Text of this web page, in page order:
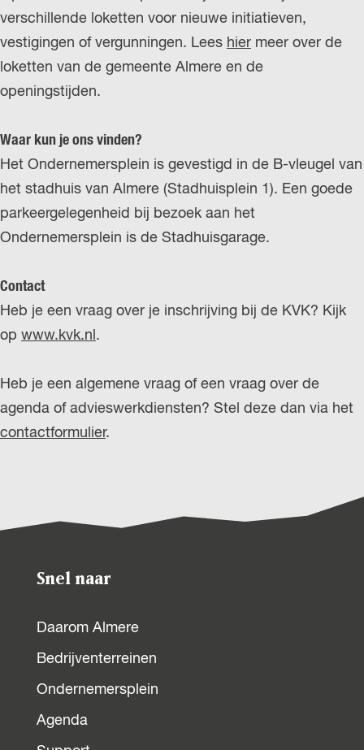
verschillende loketten voor nieuwe initiatieven,
vestigingen of vergunningen. Lees hier meer over de
loketten van de gemeente Almere en de
openingstijden.
Waar kun je ons vinden?
Het Ondernemersplein is gevestigd in de B-vleugel van
het stadhuis van Almere (Stadhuisplein 1). Een goede
parkeergelegenheid bij bezoek aan het
Ondernemersplein is de Stadhuisgarage.
Contact
Heb je een vraag over je inschrijving bij de KVK? Kijk
op www.kvk.nl .
Heb je een algemene vraag of een vraag over de
agenda of advieswerkdiensten? Stel deze dan via het
contactformulier.
Snel naar
Daarom Almere
Bedrijventerreinen
Ondernemersplein
Agenda